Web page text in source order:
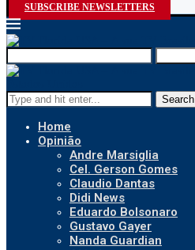
SUBSCRIBE NEWSLETTERS
Search
Home
Opinião
Andre Marsiglia
Cel. Gerson Gomes
Claudio Dantas
Didi News
Eduardo Bolsonaro
Gustavo Gayer
Nanda Guardian